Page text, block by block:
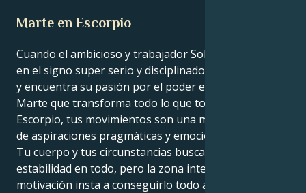
Marte en Escorpio
Cuando el ambicioso y trabajador Sol se concentra
en el signo super serio y disciplinado de Capricornio
y encuentra su pasión por el poder en el intenso
Marte que transforma todo lo que toca a través de
Escorpio, tus movimientos son una magnífica mezcla
de aspiraciones pragmáticas y emociones profundas.
Tu cuerpo y tus circunstancias buscan el éxito y la
estabilidad en todo, pero la zona interior de tu
motivación insta a conseguirlo todo a través de una